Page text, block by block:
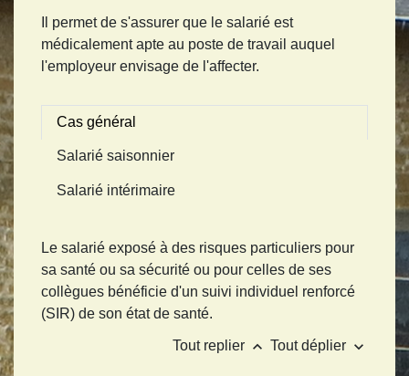
Il permet de s'assurer que le salarié est
médicalement apte au poste de travail auquel
l'employeur envisage de l'affecter.
Cas général
Salarié saisonnier
Salarié intérimaire
Le salarié exposé à des risques particuliers pour
sa santé ou sa sécurité ou pour celles de ses
collègues bénéficie d'un suivi individuel renforcé
(SIR) de son état de santé.
Tout replier keyboard_arrow_up Tout déplier keyboard_arrow_down